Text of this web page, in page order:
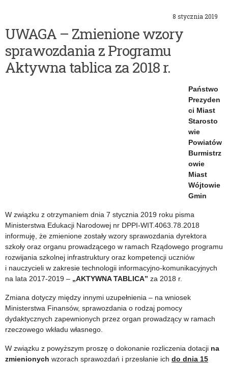
8 stycznia 2019
UWAGA – Zmienione wzory
sprawozdania z Programu
Aktywna tablica za 2018 r.
Państwo
Prezyden
ci Miast
Starosto
wie
Powiatów
Burmistrz
owie
Miast
Wójtowie
Gmin
W związku z otrzymaniem dnia 7 stycznia 2019 roku pisma
Ministerstwa Edukacji Narodowej nr DPPI-WIT.4063.78.2018
informuję, że zmienione zostały wzory sprawozdania dyrektora
szkoły oraz organu prowadzącego w ramach Rządowego programu
rozwijania szkolnej infrastruktury oraz kompetencji uczniów
i nauczycieli w zakresie technologii informacyjno-komunikacyjnych
na lata 2017-2019 – „AKTYWNA TABLICA” za 2018 r.
Zmiana dotyczy między innymi uzupełnienia – na wniosek
Ministerstwa Finansów, sprawozdania o rodzaj pomocy
dydaktycznych zapewnionych przez organ prowadzący w ramach
rzeczowego wkładu własnego.
W związku z powyższym proszę o dokonanie rozliczenia dotacji na
zmienionych wzorach sprawozdań i przesłanie ich do dnia 15